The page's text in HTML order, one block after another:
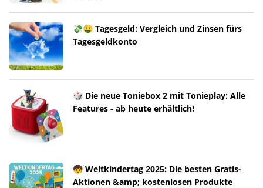
💸🤑 Tagesgeld: Vergleich und Zinsen fürs
Tagesgeldkonto
🎲 Die neue Toniebox 2 mit Tonieplay: Alle
Features - ab heute erhältlich!
🧒 Weltkindertag 2025: Die besten Gratis-
Aktionen &amp; kostenlosen Produkte